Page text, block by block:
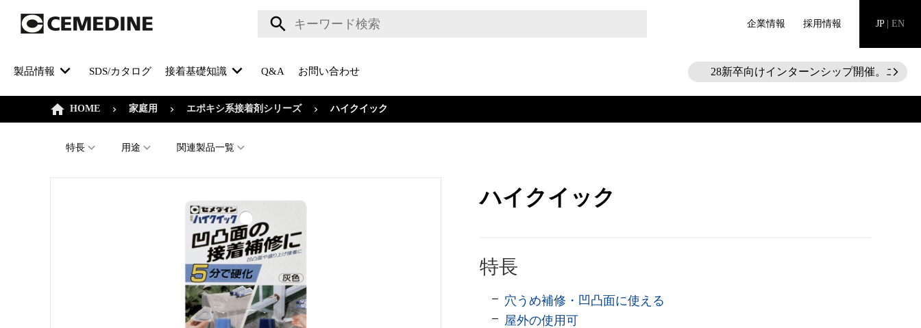
企業情報 採用情報 JP EN
製品情報 SDS/カタログ 接着基礎知識 Q&A お問い合わせ 28新卒向けインターンシップ開催。エントリー
arrow_forward_ios
HOME 家庭用 エポキシ系接着剤シリーズ ハイクイック
特長 用途 関連製品一覧
ハイクイック
特長
穴うめ補修・凹凸面に使える
屋外の使用可